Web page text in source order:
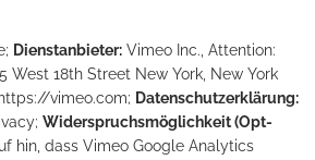
Dienstanbieter: Vimeo Inc., Attention:
West 18th Street New York, New York
https://vimeo.com; Datenschutzerklärung:
; Widerspruchsmöglichkeit (Opt-
hin, dass Vimeo Google Analytics